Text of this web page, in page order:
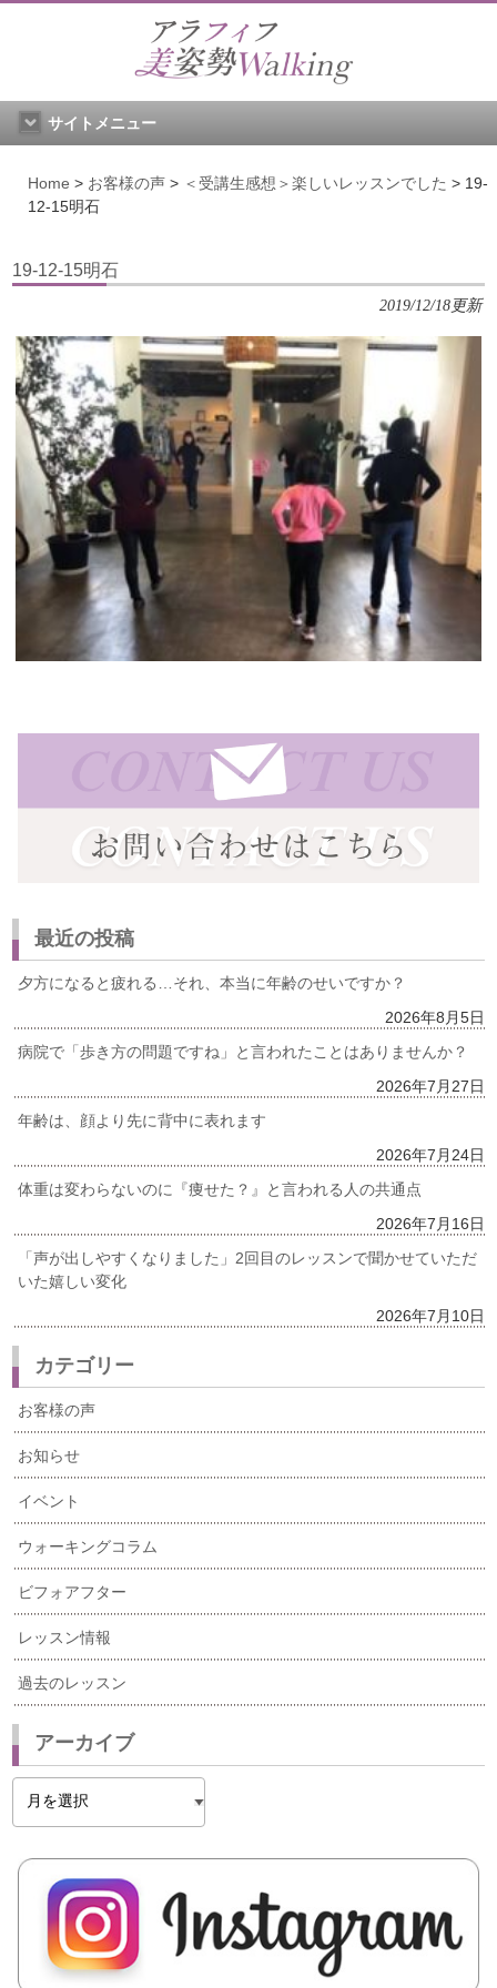
サイトメニュー
Home > お客様の声 > ＜受講生感想＞楽しいレッスンでした > 19-
12-15明石
19-12-15明石
2019/12/18更新
最近の投稿
夕方になると疲れる…それ、本当に年齢のせいですか？
2026年8月5日
病院で「歩き方の問題ですね」と言われたことはありませんか？
2026年7月27日
年齢は、顔より先に背中に表れます
2026年7月24日
体重は変わらないのに『痩せた？』と言われる人の共通点
2026年7月16日
「声が出しやすくなりました」2回目のレッスンで聞かせていただ
いた嬉しい変化
2026年7月10日
カテゴリー
お客様の声
お知らせ
イベント
ウォーキングコラム
ビフォアフター
レッスン情報
過去のレッスン
アーカイブ
イ